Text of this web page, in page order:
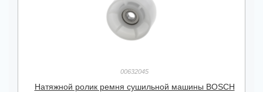
00632045
Натяжной ролик ремня сушильной машины BOSCH